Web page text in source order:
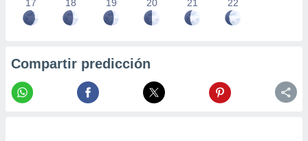
17 18 19 20 21 22
Compartir predicción